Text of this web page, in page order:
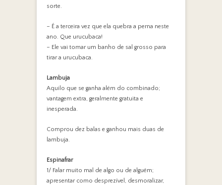
sorte.
– É a terceira vez que ela quebra a perna neste
ano. Que urucubaca!
– Ele vai tomar um banho de sal grosso para
tirar a urucubaca.
Lambuja
Aquilo que se ganha além do combinado;
vantagem extra, geralmente gratuita e
inesperada.
Comprou dez balas e ganhou mais duas de
lambuja.
Espinafrar
1/ Falar muito mal de algo ou de alguém;
apresentar como desprezível, desmoralizar,